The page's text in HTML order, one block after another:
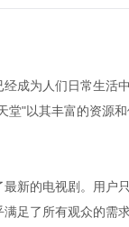
成为人们日常生活
堂"以其丰富的资源
新的电视剧。用
足了所有观众的